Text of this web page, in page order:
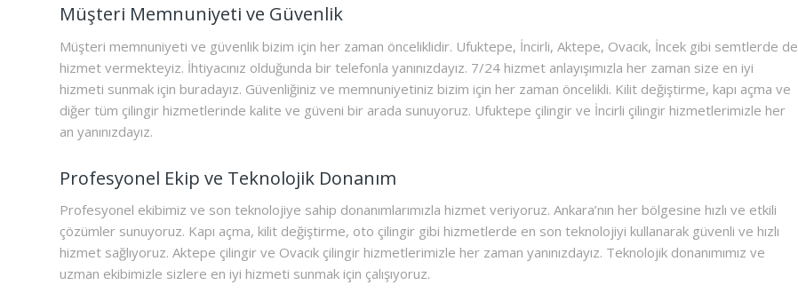
Müşteri Memnuniyeti ve Güvenlik
Müşteri memnuniyeti ve güvenlik bizim için her zaman önceliklidir. Ufuktepe, İncirli, Aktepe, Ovacık, İncek gibi semtlerde de
hizmet vermekteyiz. İhtiyacınız olduğunda bir telefonla yanınızdayız. 7/24 hizmet anlayışımızla her zaman size en iyi
hizmeti sunmak için buradayız. Güvenliğiniz ve memnuniyetiniz bizim için her zaman öncelikli. Kilit değiştirme, kapı açma ve
diğer tüm çilingir hizmetlerinde kalite ve güveni bir arada sunuyoruz. Ufuktepe çilingir ve İncirli çilingir hizmetlerimizle her
an yanınızdayız.
Profesyonel Ekip ve Teknolojik Donanım
Profesyonel ekibimiz ve son teknolojiye sahip donanımlarımızla hizmet veriyoruz. Ankara’nın her bölgesine hızlı ve etkili
çözümler sunuyoruz. Kapı açma, kilit değiştirme, oto çilingir gibi hizmetlerde en son teknolojiyi kullanarak güvenli ve hızlı
hizmet sağlıyoruz. Aktepe çilingir ve Ovacık çilingir hizmetlerimizle her zaman yanınızdayız. Teknolojik donanımımız ve
uzman ekibimizle sizlere en iyi hizmeti sunmak için çalışıyoruz.